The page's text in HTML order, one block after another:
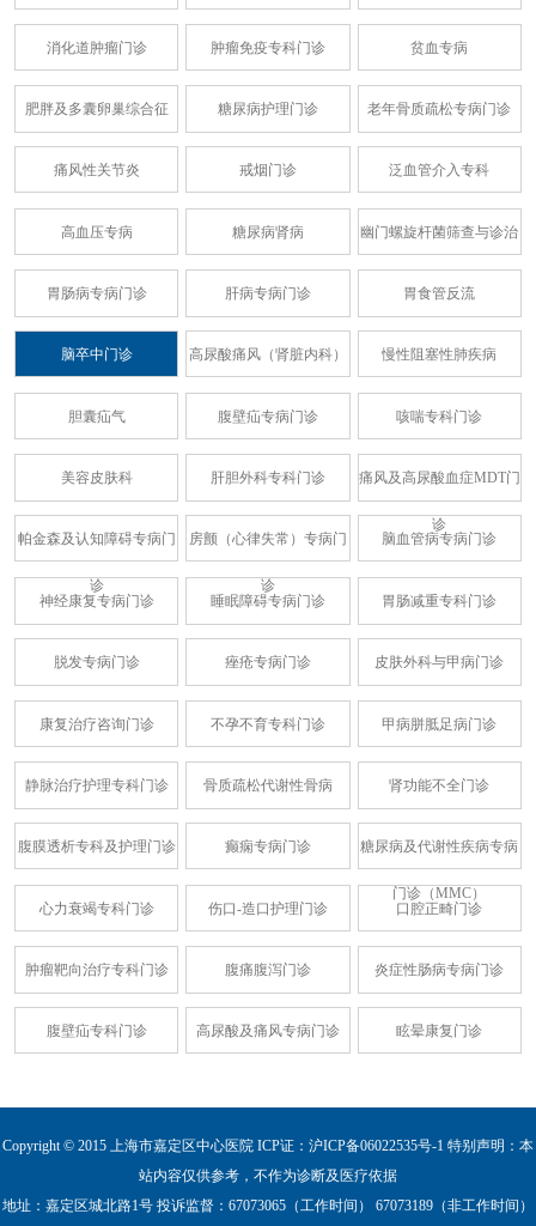
消化道肿瘤门诊 肿瘤免疫专科门诊 贫血专病
肥胖及多囊卵巢综合征 糖尿病护理门诊 老年骨质疏松专病门诊
痛风性关节炎 戒烟门诊 泛血管介入专科
高血压专病 糖尿病肾病 幽门螺旋杆菌筛查与诊治
胃肠病专病门诊 肝病专病门诊 胃食管反流
脑卒中门诊 高尿酸痛风（肾脏内科） 慢性阻塞性肺疾病
胆囊疝气 腹壁疝专病门诊 咳喘专科门诊
美容皮肤科 肝胆外科专科门诊 痛风及高尿酸血症MDT门
诊
帕金森及认知障碍专病门
诊
房颤（心律失常）专病门
诊
脑血管病专病门诊
神经康复专病门诊 睡眠障碍专病门诊 胃肠减重专科门诊
脱发专病门诊 痤疮专病门诊 皮肤外科与甲病门诊
康复治疗咨询门诊 不孕不育专科门诊 甲病胼胝足病门诊
静脉治疗护理专科门诊 骨质疏松代谢性骨病 肾功能不全门诊
腹膜透析专科及护理门诊 癫痫专病门诊 糖尿病及代谢性疾病专病
门诊（MMC）
心力衰竭专科门诊
伤口-造口护理门诊 口腔正畸门诊
肿瘤靶向治疗专科门诊 腹痛腹泻门诊 炎症性肠病专病门诊
腹壁疝专科门诊 高尿酸及痛风专病门诊 眩晕康复门诊
Copyright © 2015 上海市嘉定区中心医院 ICP证： 沪ICP备06022535号-1 特别声明：本
站内容仅供参考，不作为诊断及医疗依据
地址：嘉定区城北路1号 投诉监督：67073065（工作时间） 67073189（非工作时间）